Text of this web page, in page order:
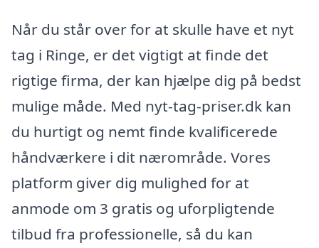
Når du står over for at skulle have et nyt
tag i Ringe, er det vigtigt at finde det
rigtige firma, der kan hjælpe dig på bedst
mulige måde. Med nyt-tag-priser.dk kan
du hurtigt og nemt finde kvalificerede
håndværkere i dit nærområde. Vores
platform giver dig mulighed for at
anmode om 3 gratis og uforpligtende
tilbud fra professionelle, så du kan